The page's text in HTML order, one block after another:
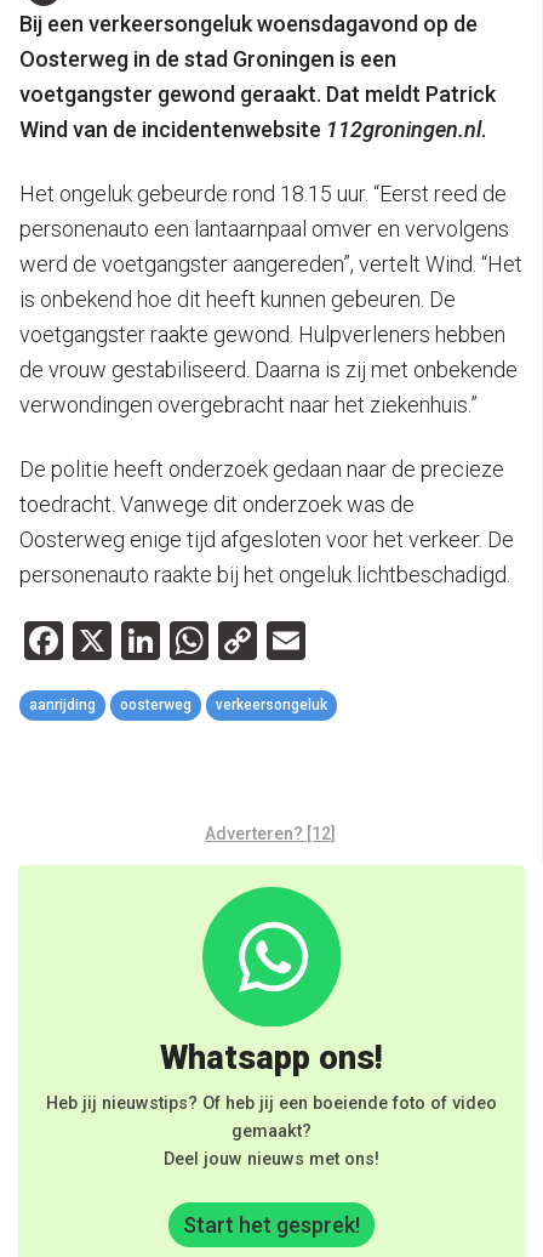
Bij een verkeersongeluk woensdagavond op de
Oosterweg in de stad Groningen is een
voetgangster gewond geraakt. Dat meldt Patrick
Wind van de incidentenwebsite 112groningen.nl.
Het ongeluk gebeurde rond 18.15 uur. “Eerst reed de
personenauto een lantaarnpaal omver en vervolgens
werd de voetgangster aangereden”, vertelt Wind. “Het
is onbekend hoe dit heeft kunnen gebeuren. De
voetgangster raakte gewond. Hulpverleners hebben
de vrouw gestabiliseerd. Daarna is zij met onbekende
verwondingen overgebracht naar het ziekenhuis.”
De politie heeft onderzoek gedaan naar de precieze
toedracht. Vanwege dit onderzoek was de
Oosterweg enige tijd afgesloten voor het verkeer. De
personenauto raakte bij het ongeluk lichtbeschadigd.
Facebook
X LinkedIn
WhatsApp
Copy
Link
aanrijding oosterweg verkeersongeluk
Adverteren? [12]
Whatsapp ons!
Heb jij nieuwstips? Of heb jij een boeiende foto of video
gemaakt?
Deel jouw nieuws met ons!
Start het gesprek!